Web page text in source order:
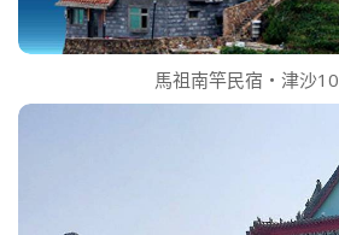
馬祖南竿民宿‧津沙